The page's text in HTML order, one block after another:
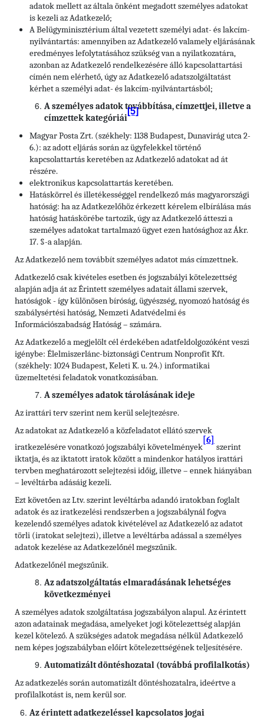
adatok mellett az általa önként megadott személyes adatokat
is kezeli az Adatkezelő;
A Belügyminisztérium által vezetett személyi adat- és lakcím-
nyilvántartás: amennyiben az Adatkezelő valamely eljárásának
eredményes lefolytatásához szükség van a nyilatkozatára,
azonban az Adatkezelő rendelkezésére álló kapcsolattartási
címén nem elérhető, úgy az Adatkezelő adatszolgáltatást
kérhet a személyi adat- és lakcím-nyilvántartásból;
A személyes adatok továbbítása, címzettjei, illetve a
címzettek kategóriái
[5]
Magyar Posta Zrt. (székhely: 1138 Budapest, Dunavirág utca 2-
6.): az adott eljárás során az ügyfelekkel történő
kapcsolattartás keretében az Adatkezelő adatokat ad át
részére.
elektronikus kapcsolattartás keretében.
Hatáskörrel és illetékességgel rendelkező más magyarországi
hatóság: ha az Adatkezelőhöz érkezett kérelem elbírálása más
hatóság hatáskörébe tartozik, úgy az Adatkezelő átteszi a
személyes adatokat tartalmazó ügyet ezen hatósághoz az Ákr.
17. §-a alapján.
Az Adatkezelő nem továbbít személyes adatot más címzettnek.
Adatkezelő csak kivételes esetben és jogszabályi kötelezettség
alapján adja át az Érintett személyes adatait állami szervek,
hatóságok - így különösen bíróság, ügyészség, nyomozó hatóság és
szabálysértési hatóság, Nemzeti Adatvédelmi és
Információszabadság Hatóság – számára.
Az Adatkezelő a megjelölt cél érdekében adatfeldolgozóként veszi
igénybe: Élelmiszerlánc-biztonsági Centrum Nonprofit Kft.
(székhely: 1024 Budapest, Keleti K. u. 24.) informatikai
üzemeltetési feladatok vonatkozásában.
A személyes adatok tárolásának ideje
Az irattári terv szerint nem kerül selejtezésre.
Az adatokat az Adatkezelő a közfeladatot ellátó szervek
iratkezelésére vonatkozó jogszabályi követelmények
[6]
szerint
iktatja, és az iktatott iratok között a mindenkor hatályos irattári
tervben meghatározott selejtezési időig, illetve – ennek hiányában
– levéltárba adásáig kezeli.
Ezt követően az Ltv. szerint levéltárba adandó iratokban foglalt
adatok és az iratkezelési rendszerben a jogszabálynál fogva
kezelendő személyes adatok kivételével az Adatkezelő az adatot
törli (iratokat selejtezi), illetve a levéltárba adással a személyes
adatok kezelése az Adatkezelőnél megszűnik.
Adatkezelőnél megszűnik.
Az adatszolgáltatás elmaradásának lehetséges
következményei
A személyes adatok szolgáltatása jogszabályon alapul. Az érintett
azon adatainak megadása, amelyeket jogi kötelezettség alapján
kezel kötelező. A szükséges adatok megadása nélkül Adatkezelő
nem képes jogszabályban előírt kötelezettségének teljesítésére.
Automatizált döntéshozatal (továbbá profilalkotás)
Az adatkezelés során automatizált döntéshozatalra, ideértve a
profilalkotást is, nem kerül sor.
Az érintett adatkezeléssel kapcsolatos jogai